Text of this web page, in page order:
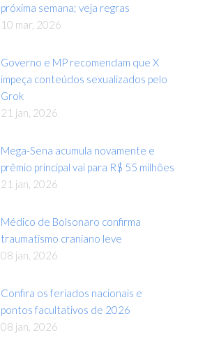
próxima semana; veja regras
10 mar, 2026
Governo e MP recomendam que X
impeça conteúdos sexualizados pelo
Grok
21 jan, 2026
Mega-Sena acumula novamente e
prêmio principal vai para R$ 55 milhões
21 jan, 2026
Médico de Bolsonaro confirma
traumatismo craniano leve
08 jan, 2026
Confira os feriados nacionais e
pontos facultativos de 2026
08 jan, 2026